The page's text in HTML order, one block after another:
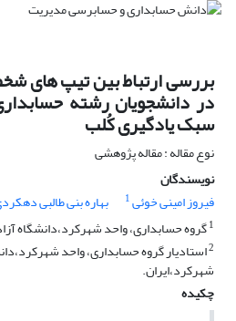
بررسی ارتباط بین تیپ های
در دانشجویان رشته
سبک یادگیری کُلب
نوع مقاله : مقاله پژوهشی
نویسندگان
فیروز امینی خوئی1 بهاره بنی طالبی
1گروه حسابداری، واحد شهرکرد،دانشگاه
2استادیار گروه حسابداری، واحد
شهرکرد،ایران.
چکیده